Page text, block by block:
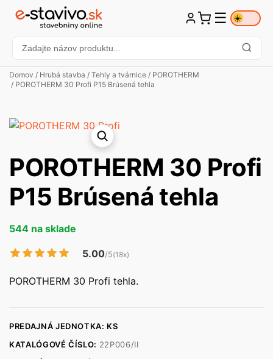
☰ ☀️
Domov / Hrubá stavba / Tehly a tvárnice / POROTHERM
/ POROTHERM 30 Profi P15 Brúsená tehla
POROTHERM 30 Profi
P15 Brúsená tehla
544 na sklade
5.00/5(18x)
POROTHERM 30 Profi tehla.
PREDAJNÁ JEDNOTKA: KS
KATALÓGOVÉ ČÍSLO: 22P006/II